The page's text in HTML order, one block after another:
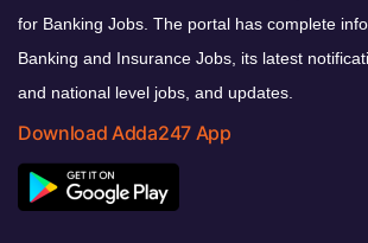
for Banking Jobs. The portal has complete
Banking and Insurance Jobs, its latest
and national level jobs, and updates.
Download Adda247 App